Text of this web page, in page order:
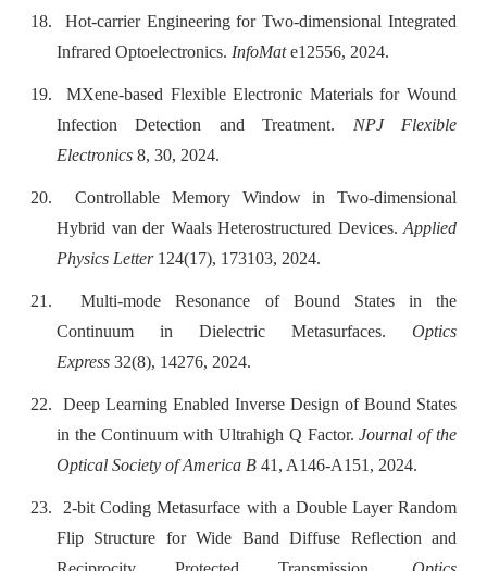
18.
Hot-carrier Engineering for Two-dimensional Integrated
Infrared Optoelectronics. InfoMate12556, 2024.
19.
MXene-based Flexible Electronic Materials for Wound
Infection Detection and Treatment. NPJ Flexible
Electronics 8, 30, 2024.
20.
Controllable Memory Window in Two-dimensional
Hybrid van der Waals Heterostructured Devices. Applied
Physics Letter124(17), 173103, 2024.
21.
Multi-mode Resonance of Bound States in the
Continuum in Dielectric Metasurfaces. Optics
Express 32(8), 14276, 2024.
22.
Deep Learning Enabled Inverse Design of Bound States
in the Continuum with Ultrahigh Q Factor.Journal of the
Optical Society of America B 41, A146-A151, 2024.
23.
2-bit Coding Metasurface with a Double Layer Random
Flip Structure for Wide Band Diffuse Reflection and